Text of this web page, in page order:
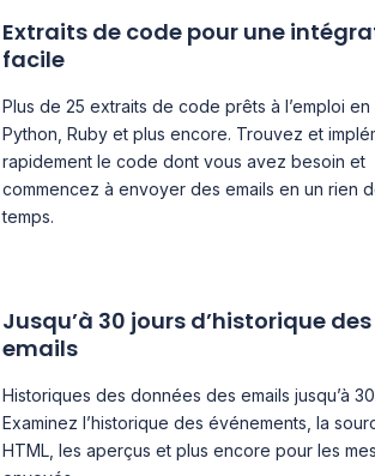
Extraits de code pour une
facile
Plus de 25 extraits de code prêts à l’emploi en
Python, Ruby et plus encore. Trouvez et
rapidement le code dont vous avez besoin et
commencez à envoyer des emails en un rien
temps.
Jusqu’à 30 jours d’historique des
emails
Historiques des données des emails jusqu’à
Examinez l’historique des événements, la
HTML, les aperçus et plus encore pour les